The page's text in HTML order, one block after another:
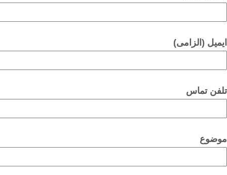
(الزامی)
تماس